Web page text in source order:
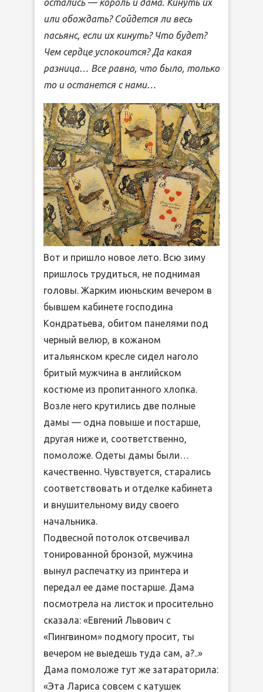
остались — король и дама. Кинуть их
или обождать? Сойдется ли весь
пасьянс, если их кинуть? Что будет?
Чем сердце успокоится? Да какая
разница… Все равно, что было, только
то и останется с нами…
Вот и пришло новое лето. Всю зиму
пришлось трудиться, не поднимая
головы. Жарким июньским вечером в
бывшем кабинете господина
Кондратьева, обитом панелями под
черный велюр, в кожаном
итальянском кресле сидел наголо
бритый мужчина в английском
костюме из пропитанного хлопка.
Возле него крутились две полные
дамы — одна повыше и постарше,
другая ниже и, соответственно,
помоложе. Одеты дамы были…
качественно. Чувствуется, старались
соответствовать и отделке кабинета
и внушительному виду своего
начальника.
Подвесной потолок отсвечивал
тонированной бронзой, мужчина
вынул распечатку из принтера и
передал ее даме постарше. Дама
посмотрела на листок и просительно
сказала: «Евгений Львович с
«Пингвином» подмогу просит, ты
вечером не выедешь туда сам, а?..»
Дама помоложе тут же затараторила:
«Эта Лариса совсем с катушек